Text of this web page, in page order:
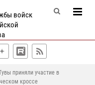
войск
приняли участие в
кроссе